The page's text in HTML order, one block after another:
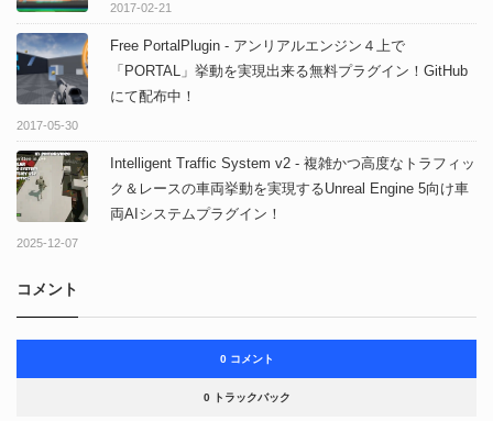
2017-02-21
Free PortalPlugin - アンリアルエンジン４上で
「PORTAL」挙動を実現出来る無料プラグイン！GitHub
にて配布中！
2017-05-30
Intelligent Traffic System v2 - 複雑かつ高度なトラフィッ
ク＆レースの車両挙動を実現するUnreal Engine 5向け車
両AIシステムプラグイン！
2025-12-07
コメント
0 コメント
0 トラックバック